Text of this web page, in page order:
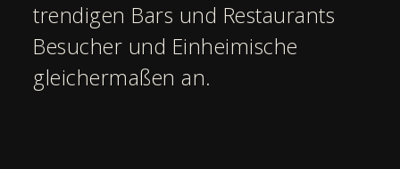
trendigen Bars und Restaurants
Besucher und Einheimische
gleichermaßen an.